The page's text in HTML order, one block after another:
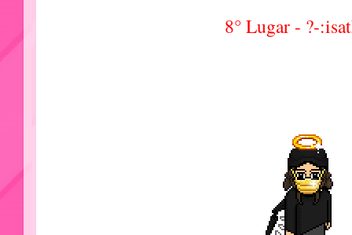
8° Lugar - ?-